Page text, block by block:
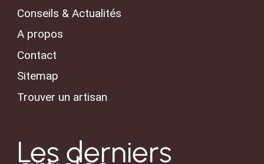
Conseils & Actualités
A propos
Contact
Sitemap
Trouver un artisan
Les derniers